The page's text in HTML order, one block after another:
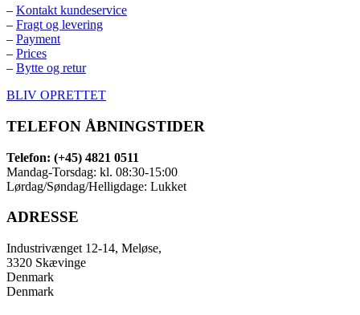
– Kontakt kundeservice
– Fragt og levering
– Payment
– Prices
– Bytte og retur
BLIV OPRETTET
TELEFON ÅBNINGSTIDER
Telefon: (+45) 4821 0511
Mandag-Torsdag: kl. 08:30-15:00
Lørdag/Søndag/Helligdage: Lukket
ADRESSE
Industrivænget 12-14, Meløse,
3320 Skævinge
Denmark
Denmark